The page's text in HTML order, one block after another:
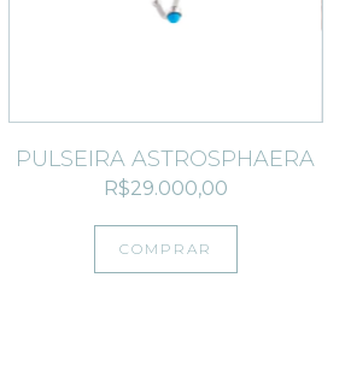
PULSEIRA ASTROSPHAERA
R$29.000,00
COMPRAR